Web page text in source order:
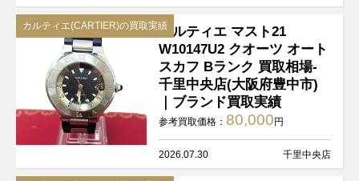
カルティエ(CARTIER)の買取実績カルティエ マスト21
W10147U2 クオーツ オート
スカフ Bランク 買取相場-
千里中央店(大阪府豊中市)
｜ブランド買取実績
参考買取価格： 80,000 円
2026.07.30 千里中央店